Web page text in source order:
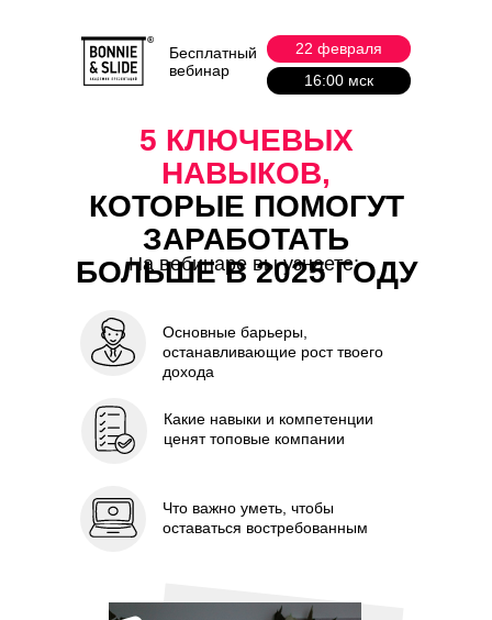
5 КЛЮЧЕВЫХ
НАВЫКОВ,
КОТОРЫЕ ПОМОГУТ
ЗАРАБОТАТЬ
БОЛЬШЕ В 2025 ГОДУ
На вебинаре вы узнаете:
Бесплатный
вебинар
22 февраля
16:00 мск
Основные барьеры,
останавливающие рост твоего
дохода
Какие навыки и компетенции
ценят топовые компании
Что важно уметь, чтобы
оставаться востребованным